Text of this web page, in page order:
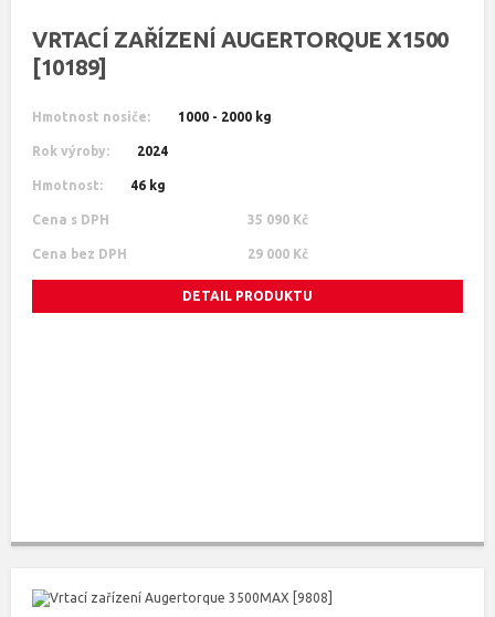
VRTACÍ ZAŘÍZENÍ AUGERTORQUE X1500
[10189]
Hmotnost nosiče: 1000 - 2000 kg
Rok výroby: 2024
Hmotnost: 46 kg
Cena s DPH 35 090 Kč
Cena bez DPH 29 000 Kč
DETAIL PRODUKTU